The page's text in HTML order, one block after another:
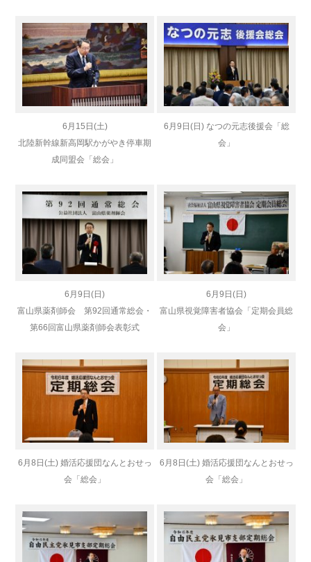
6月15日(土)
北陸新幹線新高岡駅かがやき停車期
成同盟会「総会」
6月9日(日) なつの元志後援会「総
会」
6月9日(日)
富山県薬剤師会 第92回通常総会・
第66回富山県薬剤師会表彰式
6月9日(日)
富山県視覚障害者協会「定期会員総
会」
6月8日(土) 婚活応援団なんとおせっ
会「総会」
6月8日(土) 婚活応援団なんとおせっ
会「総会」